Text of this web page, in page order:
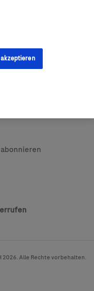
2026. Alle Rechte vorbehalten.